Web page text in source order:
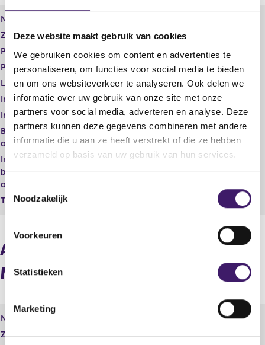
Deze website maakt gebruik van cookies
We gebruiken cookies om content en advertenties te
personaliseren, om functies voor social media te bieden
en om ons websiteverkeer te analyseren. Ook delen we
informatie over uw gebruik van onze site met onze
partners voor social media, adverteren en analyse. Deze
partners kunnen deze gegevens combineren met andere
informatie die u aan ze heeft verstrekt of die ze hebben
verzameld op basis van uw gebruik van hun services.
T
o
t
m
Noodzakelijk
Voorkeuren
Statistieken
Marketing
t
e
r
e
s
u
l
t
a
a
t
e
r
e
s
a
t
Naam
Zakelijk adres
Postcode
Plaats
Lid toezichthoudend orgaan
nee
Inschrijvings nummer NBA RA
31893
Inschrijvings nummer NBA AA
Buitenlandse beroeps
organisatie
Inschrijvings nummer
buitenlandse beroeps
organisatie
Tucht- rechtelijke maatregel
Aandeelhouders / Vennoten /
Maten
Naam
Zakelijk adres